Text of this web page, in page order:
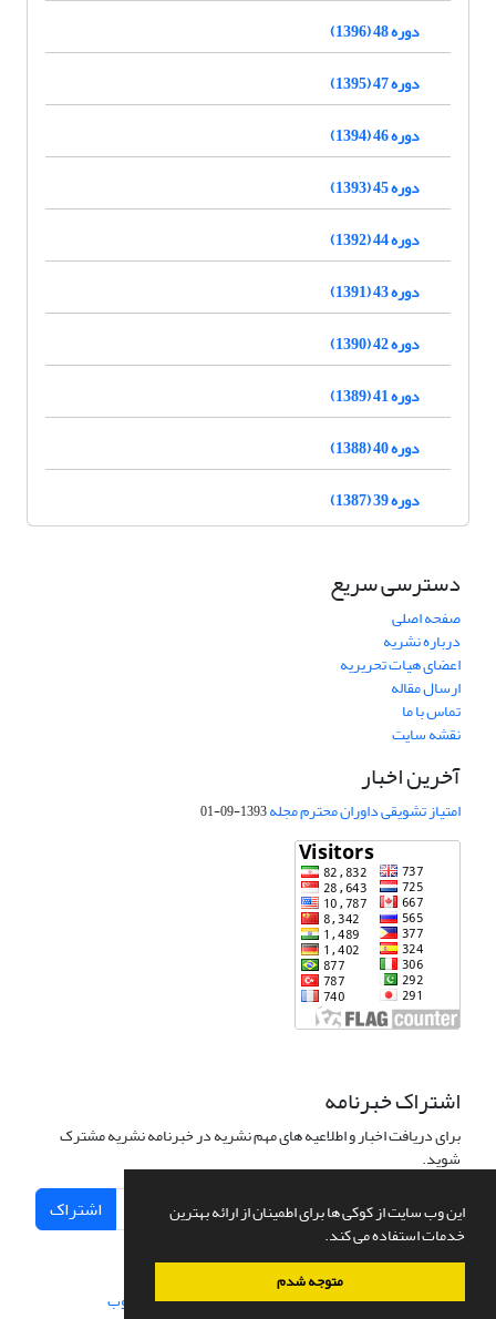
این وب سایت از کوکی ها برای اطمینان از ارائه بهترین
خدمات استفاده می کند.
متوجه شدم
دوره 48 (1396)
دوره 47 (1395)
دوره 46 (1394)
دوره 45 (1393)
دوره 44 (1392)
دوره 43 (1391)
دوره 42 (1390)
دوره 41 (1389)
دوره 40 (1388)
دوره 39 (1387)
دسترسی سریع
صفحه اصلی
درباره نشریه
اعضای هیات تحریریه
ارسال مقاله
تماس با ما
نقشه سایت
آخرین اخبار
امتیاز تشویقی داوران محترم مجله1393-09-01
اشتراک خبرنامه
برای دریافت اخبار و اطلاعیه های مهم نشریه در خبرنامه نشریه مشترک
شوید.
اشتراک
سامانه مدیریت نشریات علمی.طراحی و پیاده سازی از سیناوب